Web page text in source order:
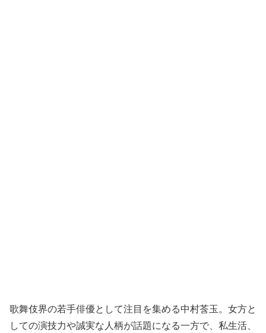
歌舞伎界の若手俳優として注目を集める中村莟玉。女方と
しての演技力や誠実な人柄が話題になる一方で、私生活、